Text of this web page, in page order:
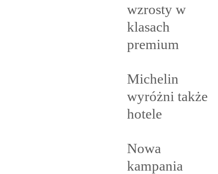
wzrosty w
klasach
premium
Michelin
wyróżni także
hotele
Nowa
kampania